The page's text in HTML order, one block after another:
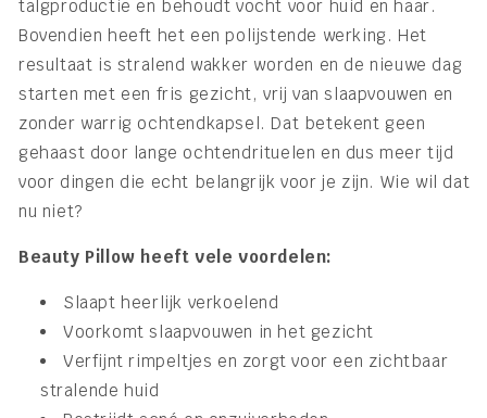
talgproductie en behoudt vocht voor huid en haar.
Bovendien heeft het een polijstende werking. Het
resultaat is stralend wakker worden en de nieuwe dag
starten met een fris gezicht, vrij van slaapvouwen en
zonder warrig ochtendkapsel. Dat betekent geen
gehaast door lange ochtendrituelen en dus meer tijd
voor dingen die echt belangrijk voor je zijn. Wie wil dat
nu niet?
Beauty Pillow heeft vele voordelen:
Slaapt heerlijk verkoelend
Voorkomt slaapvouwen in het gezicht
Verfijnt rimpeltjes en zorgt voor een zichtbaar
stralende huid